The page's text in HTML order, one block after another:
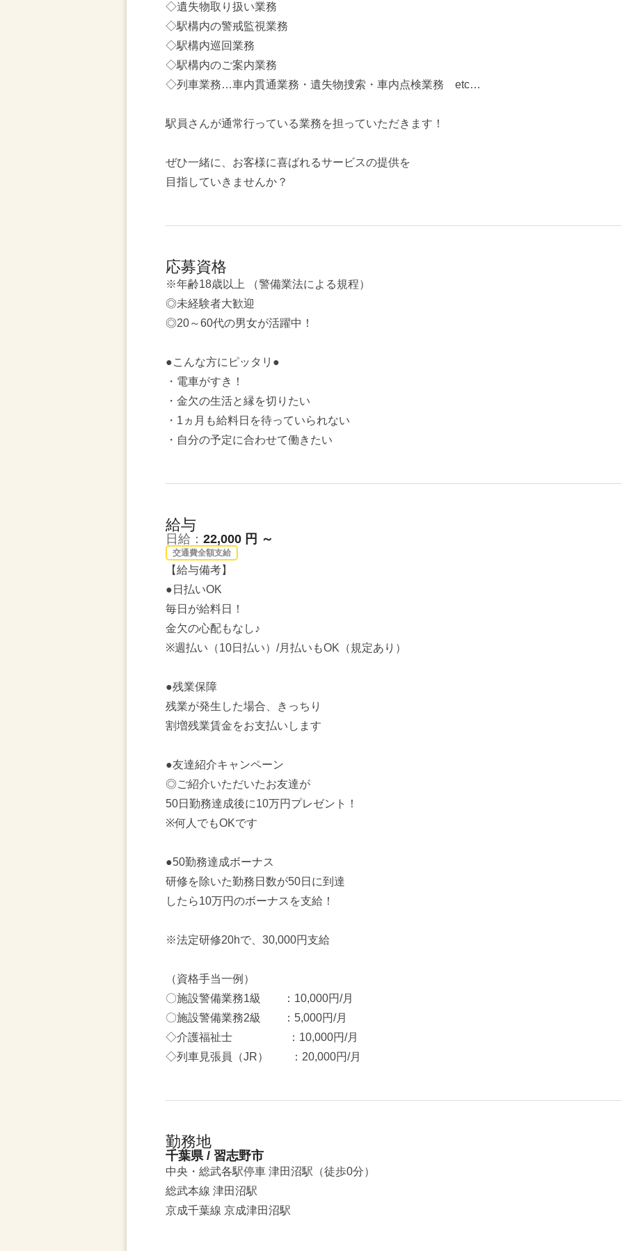
◇遺失物取り扱い業務
◇駅構内の警戒監視業務
◇駅構内巡回業務
◇駅構内のご案内業務
◇列車業務…車内貫通業務・遺失物捜索・車内点検業務 etc…
駅員さんが通常行っている業務を担っていただきます！
ぜひ一緒に、お客様に喜ばれるサービスの提供を
目指していきませんか？
応募資格
※年齢18歳以上 （警備業法による規程）
◎未経験者大歓迎
◎20～60代の男女が活躍中！
●こんな方にピッタリ●
・電車がすき！
・金欠の生活と縁を切りたい
・1ヵ月も給料日を待っていられない
・自分の予定に合わせて働きたい
給与
日給： 22,000 円 ～
交通費全額支給
【給与備考】
●日払いOK
毎日が給料日！
金欠の心配もなし♪
※週払い（10日払い）/月払いもOK（規定あり）
●残業保障
残業が発生した場合、きっちり
割増残業賃金をお支払いします
●友達紹介キャンペーン
◎ご紹介いただいたお友達が
50日勤務達成後に10万円プレゼント！
※何人でもOKです
●50勤務達成ボーナス
研修を除いた勤務日数が50日に到達
したら10万円のボーナスを支給！
※法定研修20hで、30,000円支給
（資格手当一例）
〇施設警備業務1級 ：10,000円/月
〇施設警備業務2級 ：5,000円/月
◇介護福祉士 ：10,000円/月
◇列車見張員（JR） ：20,000円/月
勤務地
千葉県 / 習志野市
中央・総武各駅停車 津田沼駅（徒歩0分）
総武本線 津田沼駅
京成千葉線 京成津田沼駅